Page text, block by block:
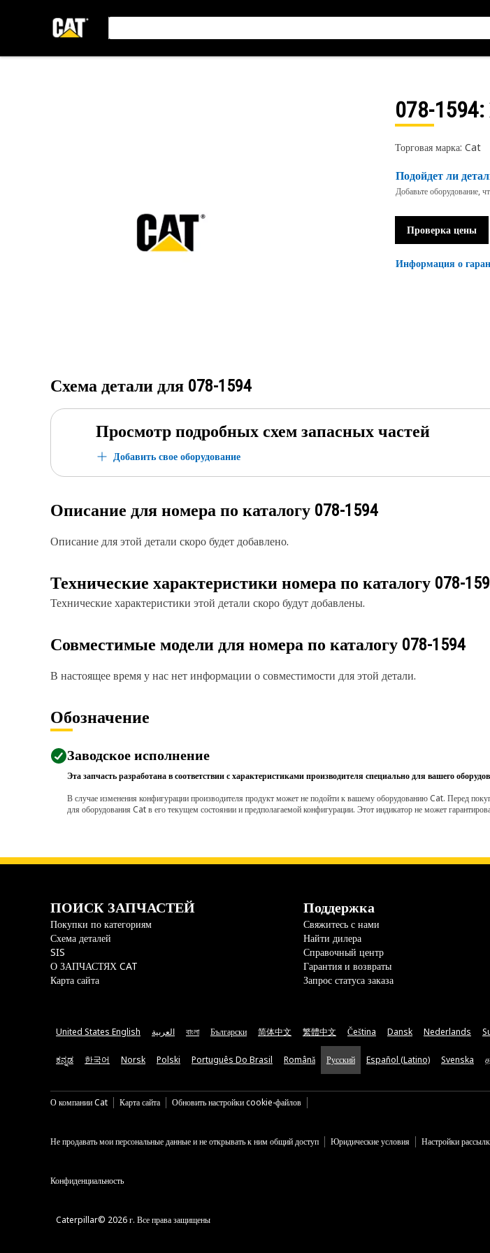
078-1594
Торговая марка: Cat
Подойдет ли
Добавьте оборудование,
Проверка цены
Информация о
Схема детали для 078-1594
Просмотр подробных схем запасных частей
Добавить свое оборудование
Описание для номера по каталогу 078-1594
Описание для этой детали скоро будет добавлено.
Технические характеристики номера по каталогу 078-
Технические характеристики этой детали скоро будут добавлены.
Совместимые модели для номера по каталогу 078-1594
В настоящее время у нас нет информации о совместимости для этой детали.
Обозначение
Заводское исполнение
Эта запчасть разработана в соответствии с характеристиками производителя специально для вашего
В случае изменения конфигурации производителя продукт может не подойти к вашему оборудованию Cat. Перед
для оборудования Cat в его текущем состоянии и предполагаемой конфигурации. Этот индикатор не может
ПОИСК ЗАПЧАСТЕЙ
Покупки по категориям
Схема деталей
SIS
О ЗАПЧАСТЯХ CAT
Карта сайта
Поддержка
Свяжитесь с нами
Найти дилера
Справочный центр
Гарантия и возвраты
Запрос статуса заказа
United States English العربية বাংলা Български 简体中文 繁體中文 Čeština Dansk Nederlands
ಕನ್ನಡ 한국어 Norsk Polski Português Do Brasil Română Русский Español (Latino) Svenska
О компании Cat Карта сайта Обновить настройки cookie-файлов
Не продавать мои персональные данные и не открывать к ним общий доступ Юридические условия Настройки
Конфиденциальность
Caterpillar© 2026 г. Все права защищены